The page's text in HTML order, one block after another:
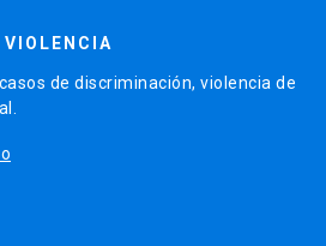
de discriminación, violencia de